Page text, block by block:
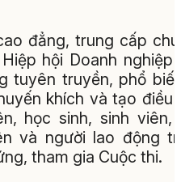
đẳng, trung cấp
hội Doanh nghiệp
tuyên truyền, phổ
khích và tạo điều
học sinh, sinh viên,
và người lao động
tham gia Cuộc thi.